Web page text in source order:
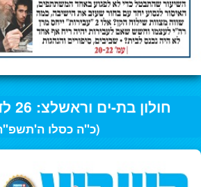
חולון בת-ים וראשלצ: 26 לדצמבר 2024
(כ"ה כסלו ה'תשפ"ה)